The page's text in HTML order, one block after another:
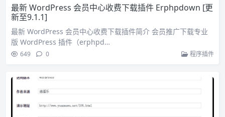
最新 WordPress 会员中心收费下载插件 Erphpdown [更
新至9.1.1]
最新 WordPress 会员中心收费下载插件简介 会员推广下载专业
版 WordPress 插件（erphpd…
649 0 程序插件